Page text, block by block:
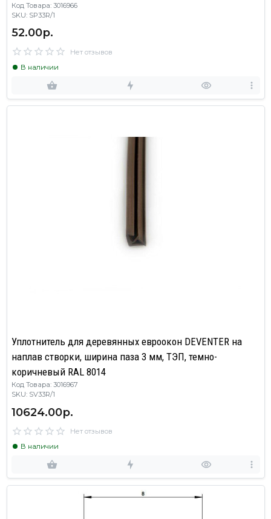
Код Товара: 3016966
SKU: SP33R/1
52.00р.
Нет отзывов
В наличии
Уплотнитель для деревянных евроокон DEVENTER на
наплав створки, ширина паза 3 мм, ТЭП, темно-
коричневый RAL 8014
Код Товара: 3016967
SKU: SV33R/1
10624.00р.
Нет отзывов
В наличии